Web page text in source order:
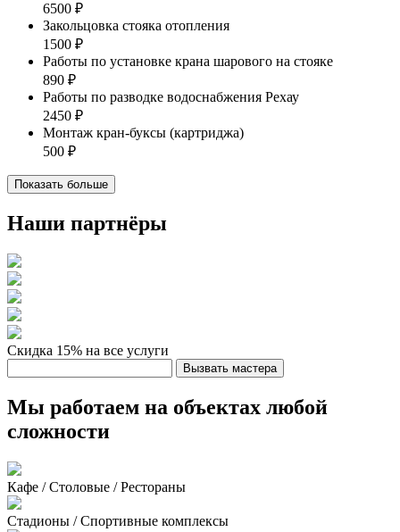
6500 ₽
Закольцовка стояка отопления
1500 ₽
Работы по установке крана шарового на стояке
890 ₽
Работы по разводке водоснабжения Рехау
2450 ₽
Монтаж кран-буксы (картриджа)
500 ₽
Показать больше
Наши партнёры
Скидка 15% на все услуги
Вызвать мастера
Мы работаем на объектах любой
сложности
Кафе / Столовые / Рестораны
Стадионы / Спортивные комплексы